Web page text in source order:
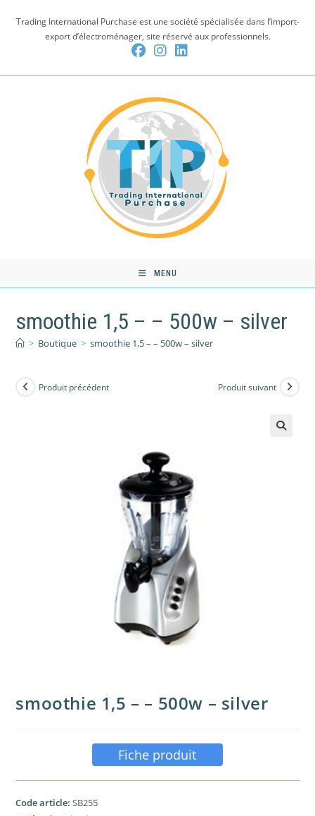
Trading International Purchase est une société spécialisée dans l’import-
export d’électroménager, site réservé aux professionnels.
MENU
smoothie 1,5 – – 500w – silver
> Boutique > smoothie 1,5 – – 500w – silver
Produit précédent Produit suivant
smoothie 1,5 – – 500w – silver
Fiche produit
Code article:SB255